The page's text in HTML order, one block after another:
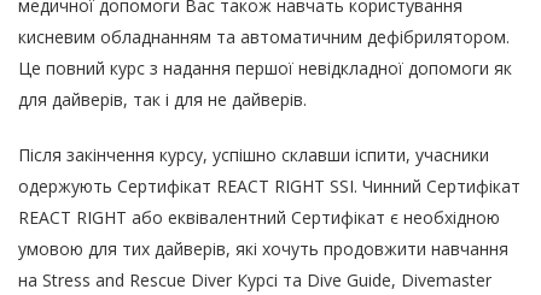
медичної допомоги Вас також навчать користування
кисневим обладнанням та автоматичним дефібрилятором.
Це повний курс з надання першої невідкладної допомоги як
для дайверів, так і для не дайверів.
Після закінчення курсу, успішно склавши іспити, учасники
одержують Сертифікат REACT RIGHT SSI. Чинний Сертифікат
REACT RIGHT або еквівалентний Сертифікат є необхідною
умовою для тих дайверів, які хочуть продовжити навчання
на Stress and Rescue Diver Курсі та Dive Guide, Divemaster